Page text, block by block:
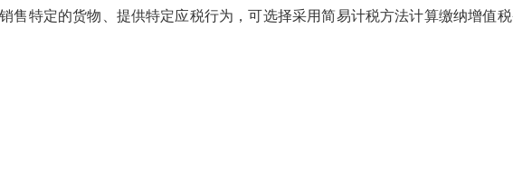
特定的货物、提供特定应税行为，可选择采用简易计税方法计算缴纳增值